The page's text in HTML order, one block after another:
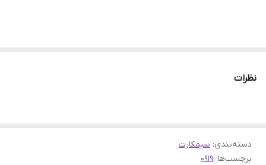
نظرات
دسته‌بندی: سیمکارت
برچسب‌ها :0919